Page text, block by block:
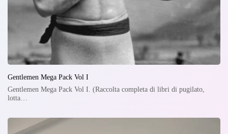
Gentlemen Mega Pack Vol I
Gentlemen Mega Pack Vol I. (Raccolta completa di libri di pugilato,
lotta…